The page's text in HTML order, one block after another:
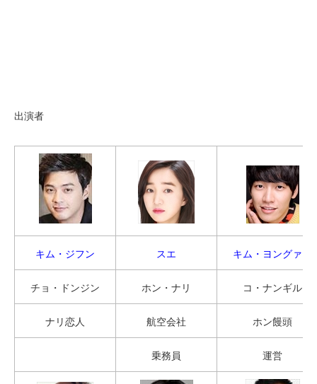
出演者
キム・ジフン スエ キム・ヨングァン
チョ・ドンジン ホン・ナリ コ・ナンギル
ナリ恋人 航空会社 ホン饅頭
乗務員 運営